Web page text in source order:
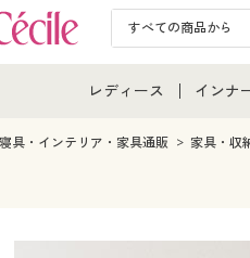
レディース
レディース通販すべて
女性下着
インナ
インナ
メンズ
寝具・インテリア・家具通販 家具・収